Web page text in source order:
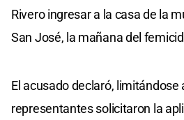
Rivero ingresar a la casa de la
San José, la mañana del
El acusado declaró, limitándose
representantes solicitaron la